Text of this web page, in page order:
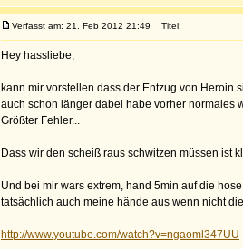
Verfasst am: 21. Feb 2012 21:49 Titel:
Hey hassliebe,
kann mir vorstellen dass der Entzug von Heroin
auch schon länger dabei habe vorher normales
Größter Fehler...
Dass wir den scheiß raus schwitzen müssen ist
Und bei mir wars extrem, hand 5min auf die
tatsächlich auch meine hände aus wenn nicht
http://www.youtube.com/watch?v=ngaoml347UU